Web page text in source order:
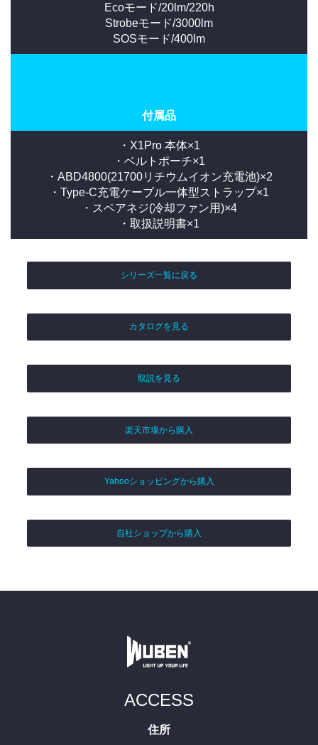
Ecoモード/20lm/220h
Strobeモード/3000lm
SOSモード/400lm
付属品
・X1Pro 本体×1
・ベルトポーチ×1
・ABD4800(21700リチウムイオン充電池)×2
・Type-C充電ケーブル一体型ストラップ×1
・スペアネジ(冷却ファン用)×4
・取扱説明書×1
シリーズ一覧に戻る
カタログを見る
取説を見る
楽天市場から購入
Yahooショッピングから購入
自社ショップから購入
ACCESS
住所